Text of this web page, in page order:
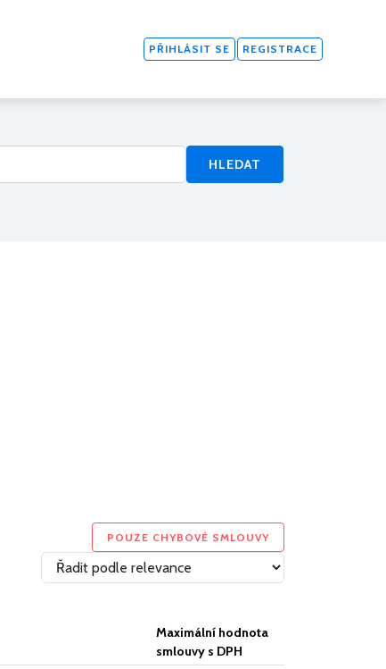
PŘIHLÁSIT SE REGISTRACE
HLEDAT
POUZE CHYBOVÉ SMLOUVY
Maximální hodnota
smlouvy s DPH